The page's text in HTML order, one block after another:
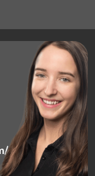
ceranosk